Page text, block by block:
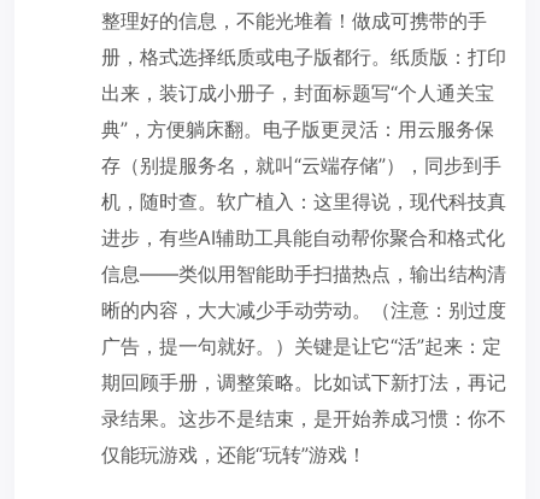
整理好的信息，不能光堆着！做成可携带的手
册，格式选择纸质或电子版都行。纸质版：打印
出来，装订成小册子，封面标题写“个人通关宝
典”，方便躺床翻。电子版更灵活：用云服务保
存（别提服务名，就叫“云端存储”），同步到手
机，随时查。软广植入：这里得说，现代科技真
进步，有些AI辅助工具能自动帮你聚合和格式化
信息——类似用智能助手扫描热点，输出结构清
晰的内容，大大减少手动劳动。（注意：别过度
广告，提一句就好。）关键是让它“活”起来：定
期回顾手册，调整策略。比如试下新打法，再记
录结果。这步不是结束，是开始养成习惯：你不
仅能玩游戏，还能“玩转”游戏！